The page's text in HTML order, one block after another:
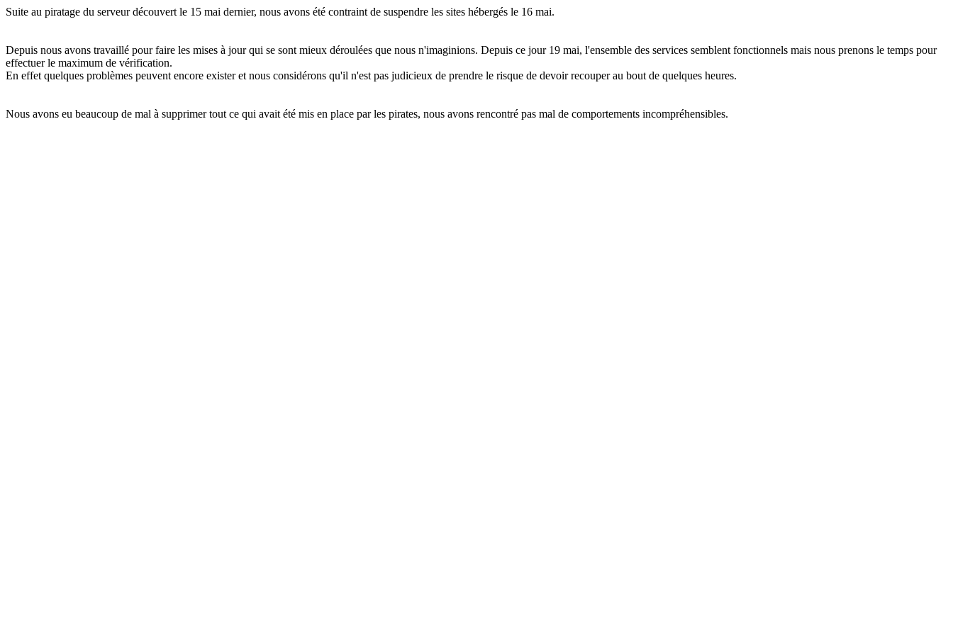
Suite au piratage du serveur découvert le 15 mai dernier, nous avons été contraint de suspendre les sites hébergés le 16 mai.
Depuis nous avons travaillé pour faire les mises à jour qui se sont mieux déroulées que nous n'imaginions. Depuis ce jour 19 mai, l'ensemble des services semblent fonctionnels mais nous prenons le temps pour
effectuer le maximum de vérification.
En effet quelques problèmes peuvent encore exister et nous considérons qu'il n'est pas judicieux de prendre le risque de devoir recouper au bout de quelques heures.
Nous avons eu beaucoup de mal à supprimer tout ce qui avait été mis en place par les pirates, nous avons rencontré pas mal de comportements incompréhensibles.